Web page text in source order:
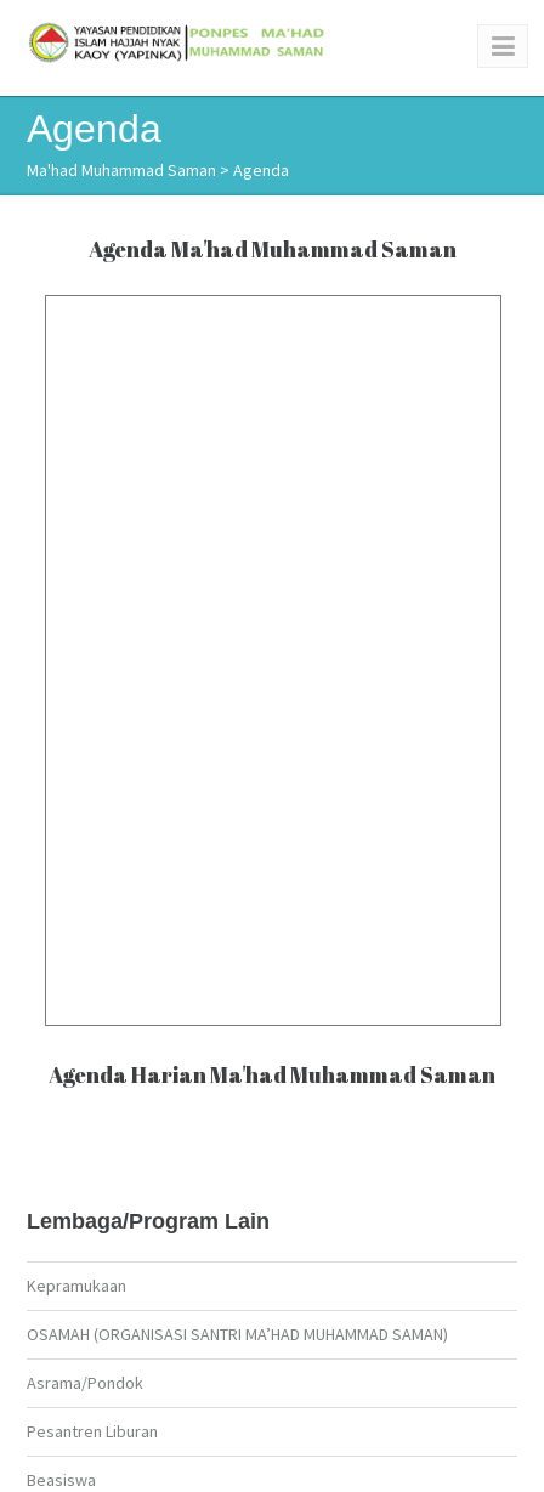
Agenda
Ma'had Muhammad Saman > Agenda
Agenda Ma'had Muhammad Saman
Agenda Harian Ma'had Muhammad Saman
Lembaga/Program Lain
Kepramukaan
OSAMAH (ORGANISASI SANTRI MA’HAD MUHAMMAD SAMAN)
Asrama/Pondok
Pesantren Liburan
Beasiswa